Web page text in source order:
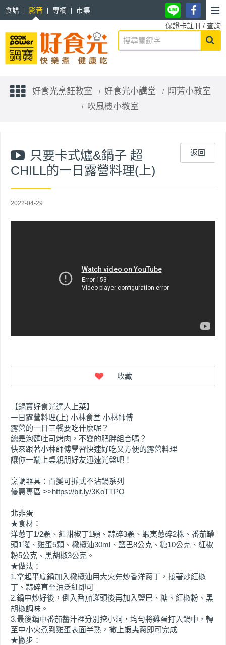
食譜 影音 專欄
市集
保證卡註冊 / 查詢
好食光烹飪教室 好食光小講堂
阿芳小教室
吹風機小教室
只要卡式爐&鍋子 超
CHILL的一日露營料理(上)
返回
2022-04-29
【鍋寶好食光達人上菜】
一日露營料理(上) 小林食堂 小林師傅
露營的一日三餐要吃什麼呢？
總是泡麵吐司烤肉，不變的肥胖組合嗎？
快來跟著小林師傅學習快速好吃又方便的露營料理
讓你一端上桌親朋好友迅速光盤吧！
烹調器具：百變可拆式不沾鍋系列
優惠專區 >>https://bit.ly/3KoTTPO
北非蛋
★食材：
洋蔥丁1/2顆、紅甜椒丁1顆、蒜碎3顆、蝦夷蔥碎2株、番茄罐
頭1罐、雞蛋5顆、橄欖油30ml、鹽巴8公克、糖10公克、紅椒
粉5公克、黑胡椒3公克。
★做法：
1.拿起平底鍋加入橄欖油用大火先炒香洋蔥丁，接著炒紅椒
丁、蒜碎直至油泛紅即可
2.鍋中炒好後，倒入番茄罐頭後再加入鹽巴、糖、紅椒粉、黑
胡椒調味。
3.最後鍋中番茄醬汁裡分別挖小洞，均勻將雞蛋打入鍋中，轉
至中小火煮到雞蛋表面半熟，撒上蝦夷蔥即可完成
★撇步：